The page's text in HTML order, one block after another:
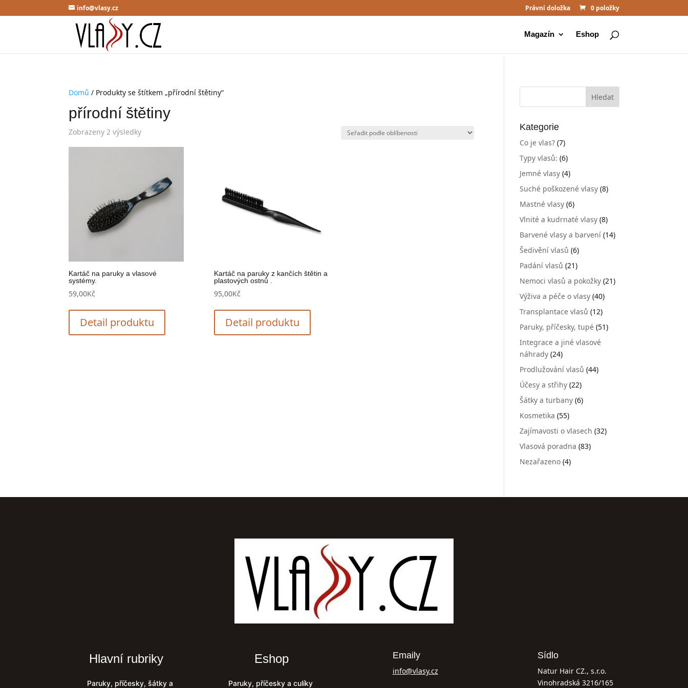
info@vlasy.cz Právní doložka 0 položky
Magazín Eshop
Domů / Produkty se štítkem „přírodní štětiny“
přírodní štětiny
Zobrazeny 2 výsledky
Kartáč na paruky a vlasové
systémy.
59,00Kč
Detail produktu
Kartáč na paruky z kančích štětin a
plastových ostnů .
95,00Kč
Detail produktu
Kategorie
Co je vlas? (7)
Typy vlasů: (6)
Jemné vlasy (4)
Suché poškozené vlasy (8)
Mastné vlasy (6)
Vlnité a kudrnaté vlasy (8)
Barvené vlasy a barvení (14)
Šedivění vlasů (6)
Padání vlasů (21)
Nemoci vlasů a pokožky (21)
Výživa a péče o vlasy (40)
Transplantace vlasů (12)
Paruky, příčesky, tupé (51)
Integrace a jiné vlasové
náhrady (24)
Prodlužování vlasů (44)
Účesy a střihy (22)
Šátky a turbany (6)
Kosmetika (55)
Zajímavosti o vlasech (32)
Vlasová poradna (83)
Nezařazeno (4)
Hlavní rubriky
Paruky, příčesky, šátky a
Eshop
Paruky, příčesky a culíky
Emaily
info@vlasy.cz
Sídlo
Natur Hair CZ., s.r.o.
Vinohradská 3216/165